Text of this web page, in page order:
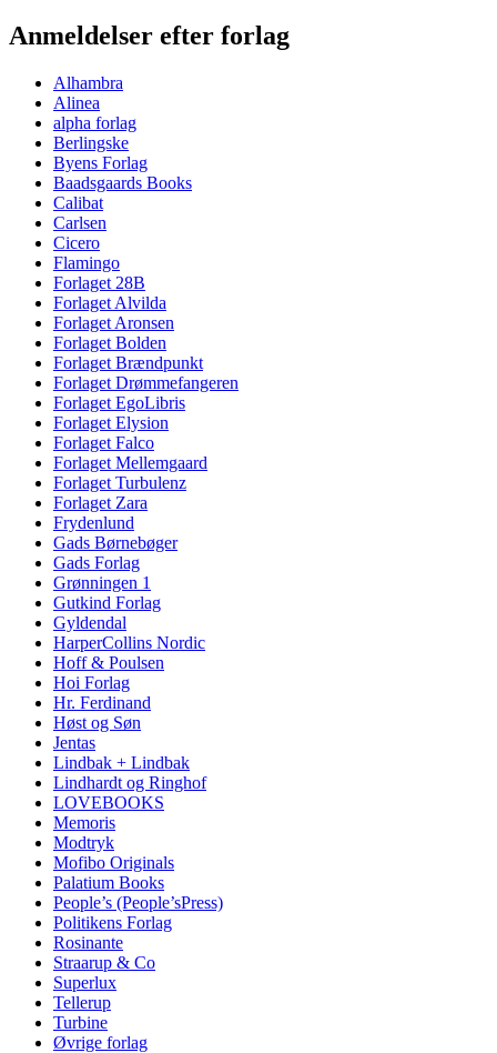
Anmeldelser efter forlag
Alhambra
Alinea
alpha forlag
Berlingske
Byens Forlag
Baadsgaards Books
Calibat
Carlsen
Cicero
Flamingo
Forlaget 28B
Forlaget Alvilda
Forlaget Aronsen
Forlaget Bolden
Forlaget Brændpunkt
Forlaget Drømmefangeren
Forlaget EgoLibris
Forlaget Elysion
Forlaget Falco
Forlaget Mellemgaard
Forlaget Turbulenz
Forlaget Zara
Frydenlund
Gads Børnebøger
Gads Forlag
Grønningen 1
Gutkind Forlag
Gyldendal
HarperCollins Nordic
Hoff & Poulsen
Hoi Forlag
Hr. Ferdinand
Høst og Søn
Jentas
Lindbak + Lindbak
Lindhardt og Ringhof
LOVEBOOKS
Memoris
Modtryk
Mofibo Originals
Palatium Books
People’s (People’sPress)
Politikens Forlag
Rosinante
Straarup & Co
Superlux
Tellerup
Turbine
Øvrige forlag